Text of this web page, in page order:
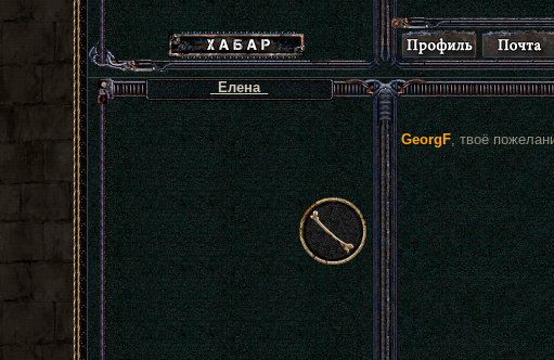
Хабар сталкера
GeorgF, твоё
_Елена_